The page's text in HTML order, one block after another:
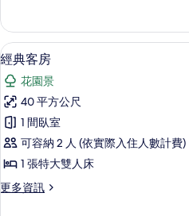
相
片
客
房
的
詳
情
顯
示
經
典
客
房
所
3
經典客房
花園景
40 平方公尺
1 間臥室
可容納 2 人 (依實際入住人數計費)
1 張特大雙人床
更多資訊
更